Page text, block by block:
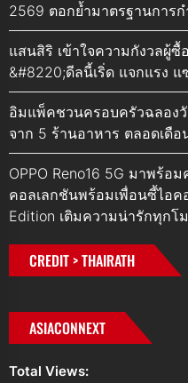
2569 ตอกย้ำมาตรฐานการ
แสนสิริ เข้าใจความกังวลผู้
&#8220;ดีลนี้เริ่ด แจกแรง
อิมแพ็คชวนครอบครัวฉลอง
จาก 5 ร้านอาหาร ตลอดเดือ
OPPO Reno16 5G มาพร้อ
คอลเลกชันพร้อมเพื่อนซี้ไอ
Edition เติมความน่ารักทุกโ
CREDIT > THAIRATH
ASIACONNEXT
Total Views: